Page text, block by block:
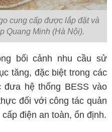
cung cấp được lắp đặt và
Quang Minh (Hà Nội).
bối cảnh nhu cầu sử
tăng, đặc biệt trong các
đưa hệ thống BESS vào
đối với công tác quản
điện an toàn, ổn định.